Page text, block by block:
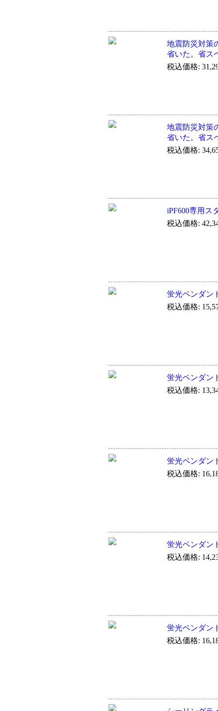
地震防災対策
省いた。省ス
税込価格:
地震防災対策
省いた。省ス
税込価格:
iPF600専用ス
税込価格:
蛍光ペンダン
税込価格:
蛍光ペンダン
税込価格:
蛍光ペンダン
税込価格:
蛍光ペンダン
税込価格:
蛍光ペンダン
税込価格: